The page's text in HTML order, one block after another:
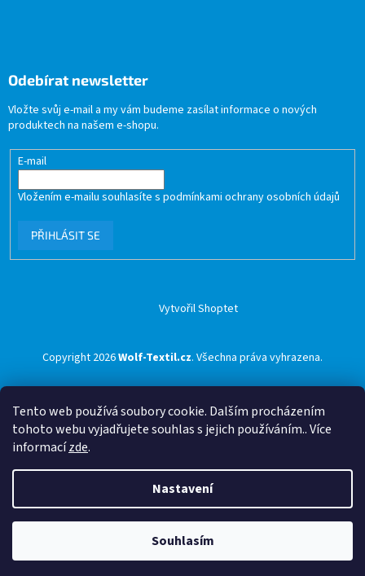
Tento web používá soubory cookie. Dalším procházením
tohoto webu vyjadřujete souhlas s jejich používáním.. Více
informacízde.
Nastavení
Souhlasím
Odebírat newsletter
Vložte svůj e-mail a my vám budeme zasílat informace o nových
produktech na našem e-shopu.
E-mail
Vložením e-mailu souhlasíte s podmínkami ochrany osobních údajů
PŘIHLÁSIT SE
Vytvořil Shoptet
Copyright 2026Wolf-Textil.cz. Všechna práva vyhrazena.